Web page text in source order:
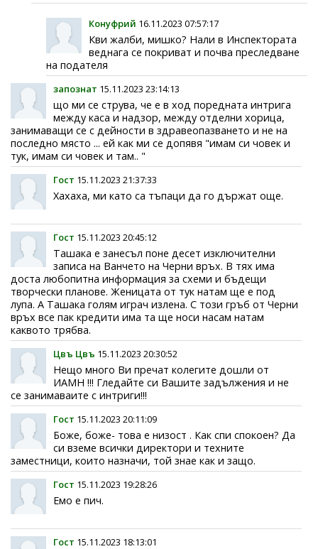
Конуфрий 16.11.2023 07:57:17
Кви жалби, мишко? Нали в Инспектората
веднага се покриват и почва преследване
на подателя
запознат 15.11.2023 23:14:13
що ми се струва, че е в ход поредната интрига
между каса и надзор, между отделни хорица,
занимаващи се с дейности в здравеопазването и не на
последно място ... ей как ми се допявя "имам си човек и
тук, имам си човек и там.. "
Гост 15.11.2023 21:37:33
Хахаха, ми като са тъпаци да го държат още.
Гост 15.11.2023 20:45:12
Ташака е занесъл поне десет изключителни
записа на Ванчето на Черни връх. В тях има
доста любопитна информация за схеми и бъдещи
творчески планове. Женицата от тук натам ще е под
лупа. А Ташака голям играч излена. С този гръб от Черни
връх все пак кредити има та ще носи насам натам
каквото трябва.
Цвъ Цвъ 15.11.2023 20:30:52
Нещо много Ви пречат колегите дошли от
ИАМН !!! Гледайте си Вашите задължения и не
се занимаваите с интриги!!!
Гост 15.11.2023 20:11:09
Боже, боже- това е низост . Как спи спокоен? Да
си вземе всички директори и техните
заместници, които назначи, той знае как и защо.
Гост 15.11.2023 19:28:26
Емо е пич.
Гост 15.11.2023 18:13:01